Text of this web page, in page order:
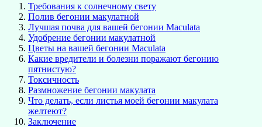
Требования к солнечному свету
Полив бегонии макулатной
Лучшая почва для вашей бегонии Maculata
Удобрение бегонии макулатной
Цветы на вашей бегонии Maculata
Какие вредители и болезни поражают бегонию
пятнистую?
Токсичность
Размножение бегонии макулата
Что делать, если листья моей бегонии макулата
желтеют?
Заключение